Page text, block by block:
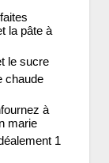
la pâte à
le sucre
chaude
à
marie
1